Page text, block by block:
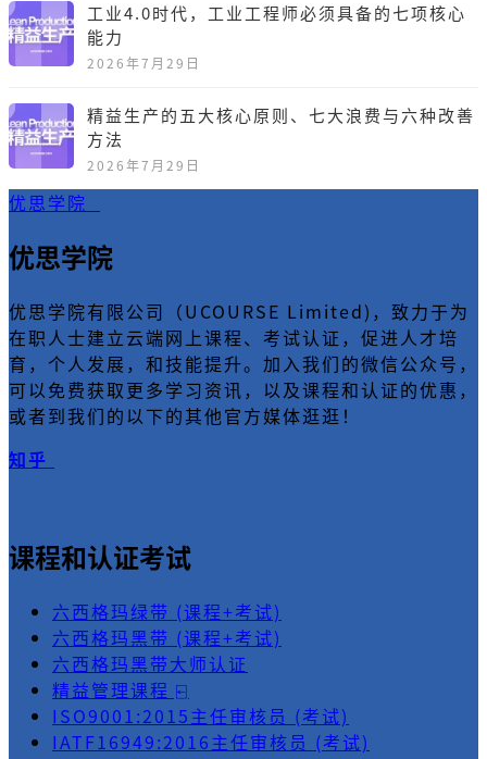
工业4.0时代，工业工程师必须具备的七项核心
能力
2026年7月29日
精益生产的五大核心原则、七大浪费与六种改善
方法
2026年7月29日
优思学院
优思学院
优思学院有限公司（UCOURSE Limited)，致力于为
在职人士建立云端网上课程、考试认证，促进人才培
育，个人发展，和技能提升。加入我们的微信公众号，
可以免费获取更多学习资讯，以及课程和认证的优惠，
或者到我们的以下的其他官方媒体逛逛！
知乎
课程和认证考试
六西格玛绿带 (课程+考试)
六西格玛黑带 (课程+考试)
六西格玛黑带大师认证
精益管理课程 ⍇
ISO9001:2015主任审核员 (考试)
IATF16949:2016主任审核员 (考试)